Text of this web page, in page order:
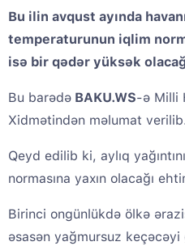
Bu ilin avqust ayında
temperaturunun iqlim
isə bir qədər yüksək
Bu barədə BAKU.WS-ə Milli
Xidmətindən məlumat
Qeyd edilib ki, aylıq
normasına yaxın olacağı
Birinci ongünlükdə ölkə
əsasən yağmursuz